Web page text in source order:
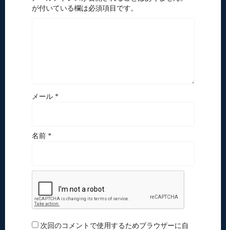
が付いている欄は必須項目です。
メール *
名前 *
次回のコメントで使用するためブラウザーに自